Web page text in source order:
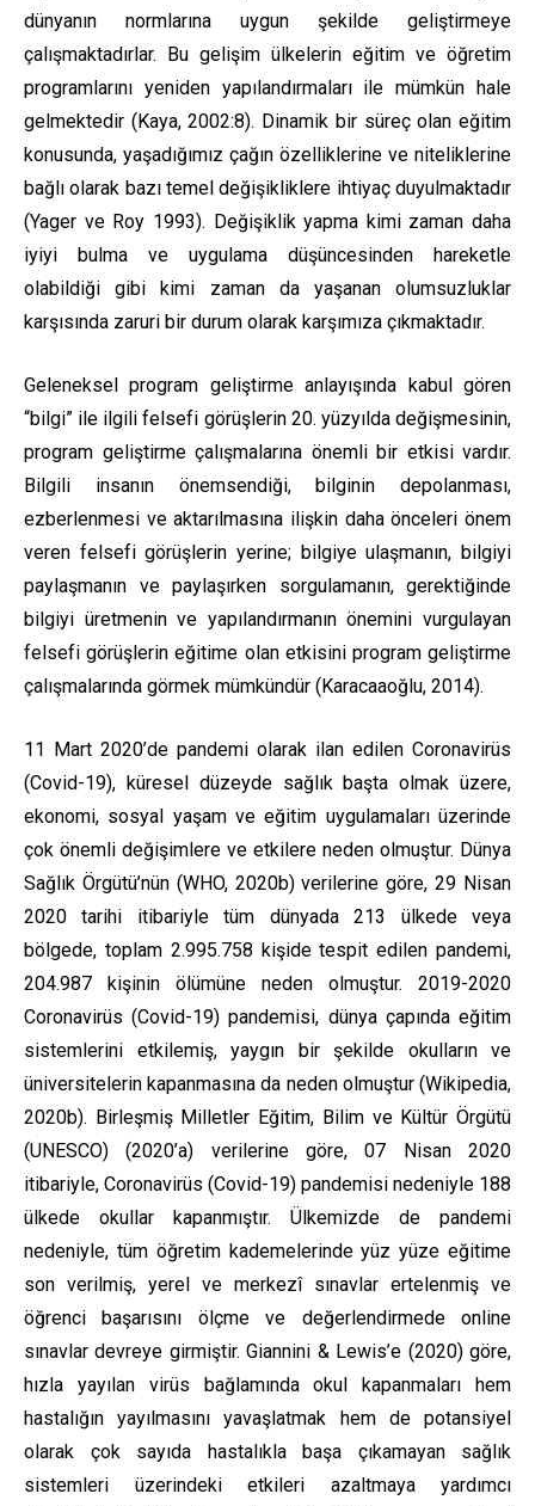
dünyanın normlarına uygun şekilde geliştirmeye
çalışmaktadırlar. Bu gelişim ülkelerin eğitim ve öğretim
programlarını yeniden yapılandırmaları ile mümkün hale
gelmektedir (Kaya, 2002:8). Dinamik bir süreç olan eğitim
konusunda, yaşadığımız çağın özelliklerine ve niteliklerine
bağlı olarak bazı temel değişikliklere ihtiyaç duyulmaktadır
(Yager ve Roy 1993). Değişiklik yapma kimi zaman daha
iyiyi bulma ve uygulama düşüncesinden hareketle
olabildiği gibi kimi zaman da yaşanan olumsuzluklar
karşısında zaruri bir durum olarak karşımıza çıkmaktadır.
Geleneksel program geliştirme anlayışında kabul gören
“bilgi” ile ilgili felsefi görüşlerin 20. yüzyılda değişmesinin,
program geliştirme çalışmalarına önemli bir etkisi vardır.
Bilgili insanın önemsendiği, bilginin depolanması,
ezberlenmesi ve aktarılmasına ilişkin daha önceleri önem
veren felsefi görüşlerin yerine; bilgiye ulaşmanın, bilgiyi
paylaşmanın ve paylaşırken sorgulamanın, gerektiğinde
bilgiyi üretmenin ve yapılandırmanın önemini vurgulayan
felsefi görüşlerin eğitime olan etkisini program geliştirme
çalışmalarında görmek mümkündür (Karacaaoğlu, 2014).
11 Mart 2020’de pandemi olarak ilan edilen Coronavirüs
(Covid-19), küresel düzeyde sağlık başta olmak üzere,
ekonomi, sosyal yaşam ve eğitim uygulamaları üzerinde
çok önemli değişimlere ve etkilere neden olmuştur. Dünya
Sağlık Örgütü’nün (WHO, 2020b) verilerine göre, 29 Nisan
2020 tarihi itibariyle tüm dünyada 213 ülkede veya
bölgede, toplam 2.995.758 kişide tespit edilen pandemi,
204.987 kişinin ölümüne neden olmuştur. 2019-2020
Coronavirüs (Covid-19) pandemisi, dünya çapında eğitim
sistemlerini etkilemiş, yaygın bir şekilde okulların ve
üniversitelerin kapanmasına da neden olmuştur (Wikipedia,
2020b). Birleşmiş Milletler Eğitim, Bilim ve Kültür Örgütü
(UNESCO) (2020’a) verilerine göre, 07 Nisan 2020
itibariyle, Coronavirüs (Covid-19) pandemisi nedeniyle 188
ülkede okullar kapanmıştır. Ülkemizde de pandemi
nedeniyle, tüm öğretim kademelerinde yüz yüze eğitime
son verilmiş, yerel ve merkezî sınavlar ertelenmiş ve
öğrenci başarısını ölçme ve değerlendirmede online
sınavlar devreye girmiştir. Giannini & Lewis’e (2020) göre,
hızla yayılan virüs bağlamında okul kapanmaları hem
hastalığın yayılmasını yavaşlatmak hem de potansiyel
olarak çok sayıda hastalıkla başa çıkamayan sağlık
sistemleri üzerindeki etkileri azaltmaya yardımcı